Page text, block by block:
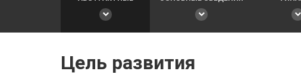
Цель развития